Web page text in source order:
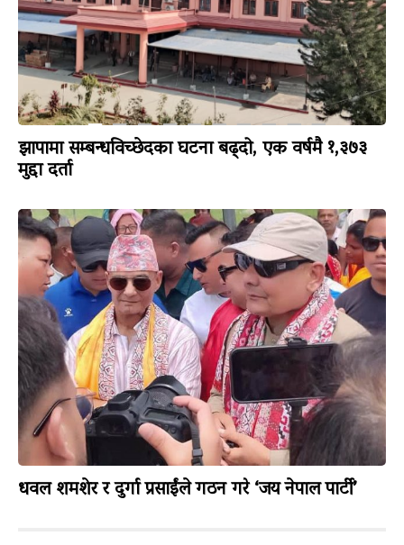
झापामा सम्बन्धविच्छेदका घटना बढ्दो, एक वर्षमै १,३७३
मुद्दा दर्ता
धवल शमशेर र दुर्गा प्रसाईंले गठन गरे ‘जय नेपाल पार्टी’